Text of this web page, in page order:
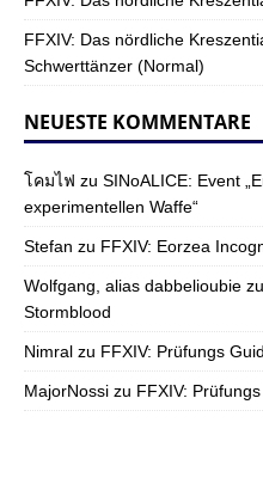
FFXIV: Das nördliche
Schwerttänzer (Normal)
NEUESTE KOMMENTARE
โคมไฟ zu SINoALICE: Event
experimentellen Waffe“
Stefan zu FFXIV: Eorzea
Wolfgang, alias dabbelioubie zu
Stormblood
Nimral zu FFXIV: Prüfungs
MajorNossi zu FFXIV: